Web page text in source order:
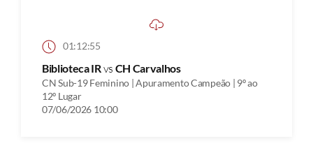
01:12:55
Biblioteca IRvs CH Carvalhos
CN Sub-19 Feminino | Apuramento Campeão | 9º ao
12º Lugar
07/06/2026 10:00